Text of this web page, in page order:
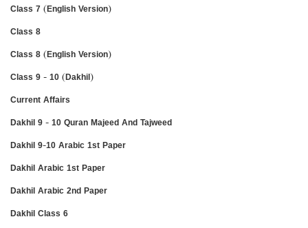
Class 7 (English Version)
Class 8
Class 8 (English Version)
Class 9 - 10 (Dakhil)
Current Affairs
Dakhil 9 - 10 Quran Majeed And Tajweed
Dakhil 9-10 Arabic 1st Paper
Dakhil Arabic 1st Paper
Dakhil Arabic 2nd Paper
Dakhil Class 6